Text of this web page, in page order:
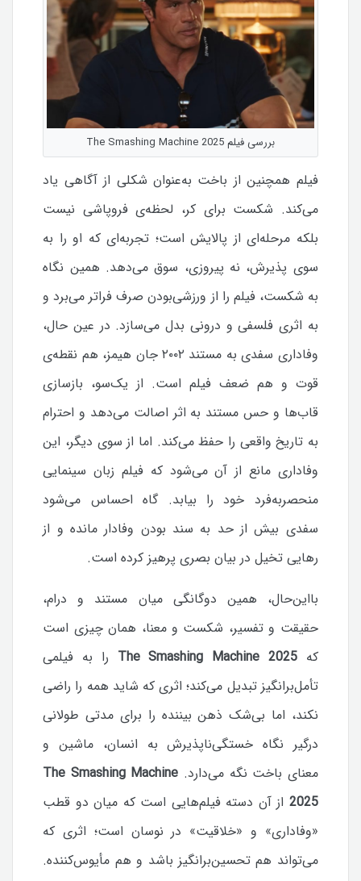
بررسی فیلم The Smashing Machine 2025
فیلم همچنین از باخت به‌عنوان شکلی از آگاهی یاد
می‌کند. شکست برای کر، لحظه‌ی فروپاشی نیست
بلکه مرحله‌ای از پالایش است؛ تجربه‌ای که او را به
سوی پذیرش، نه پیروزی، سوق می‌دهد. همین نگاه
به شکست، فیلم را از ورزشی‌بودن صرف فراتر می‌برد و
به اثری فلسفی و درونی بدل می‌سازد. در عین حال،
وفاداری سفدی به مستند ۲۰۰۲ جان هیمز، هم نقطه‌ی
قوت و هم ضعف فیلم است. از یک‌سو، بازسازی
قاب‌ها و حس مستند به اثر اصالت می‌دهد و احترام
به تاریخ واقعی را حفظ می‌کند. اما از سوی دیگر، این
وفاداری مانع از آن می‌شود که فیلم زبان سینمایی
منحصربه‌فرد خود را بیابد. گاه احساس می‌شود
سفدی بیش از حد به سند بودن وفادار مانده و از
رهایی تخیل در بیان بصری پرهیز کرده است.
بااین‌حال، همین دوگانگی میان مستند و درام،
حقیقت و تفسیر، شکست و معنا، همان چیزی است
که The Smashing Machine 2025 را به فیلمی
تأمل‌برانگیز تبدیل می‌کند؛ اثری که شاید همه را راضی
نکند، اما بی‌شک ذهن بیننده را برای مدتی طولانی
درگیر نگاه خستگی‌ناپذیرش به انسان، ماشین و
معنای باخت نگه می‌دارد. The Smashing Machine
2025 از آن دسته فیلم‌هایی است که میان دو قطب
«وفاداری» و «خلاقیت» در نوسان است؛ اثری که
می‌تواند هم تحسین‌برانگیز باشد و هم مأیوس‌کننده.